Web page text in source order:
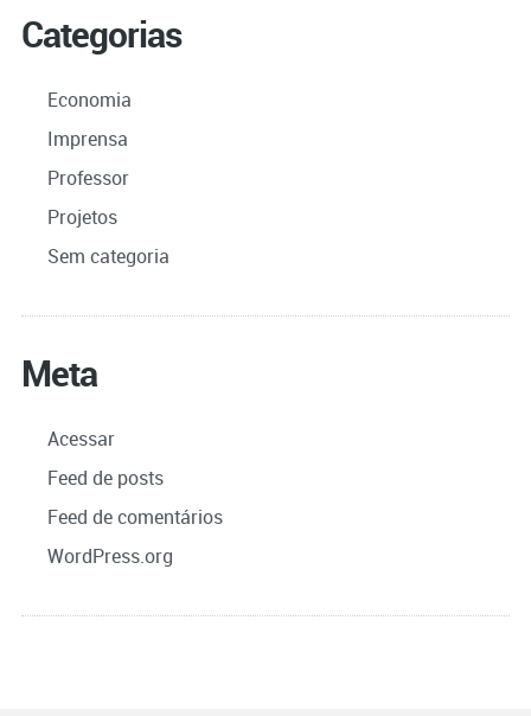
Categorias
Economia
Imprensa
Professor
Projetos
Sem categoria
Meta
Acessar
Feed de posts
Feed de comentários
WordPress.org